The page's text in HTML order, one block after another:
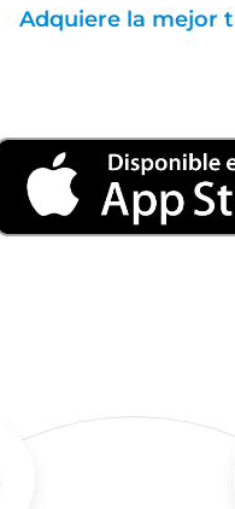
Adquiere la mejor